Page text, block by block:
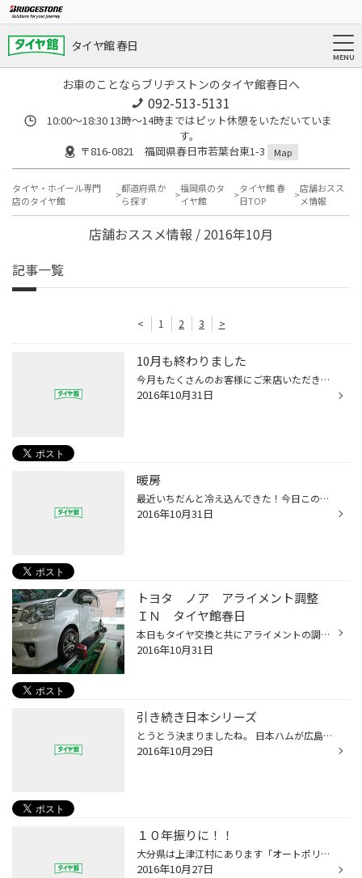
タイヤ館 春日
お車のことならブリヂストンのタイヤ館春日へ
092-513-5131
10:00～18:30 13時〜14時まではピット休憩をいただいていま
す。
〒816-0821 福岡県春日市若葉台東1-3
Map
タイヤ・ホイール専門
店のタイヤ館
都道府県か
ら探す
福岡県のタ
イヤ館
タイヤ館 春
日TOP
店舗おスス
メ情報
店舗おススメ情報 / 2016年10月
記事一覧
< 1 2 3 >
10月も終わりました
今月もたくさんのお客様にご来店いただき誠にありがとうございました。 10月は鳥取で地震があったり、北海道では降雪が早くもあったりと自然の動きもありつつ スポーツイベントもいろいろ、政治もいろいろとありました。 本当に日々何があっているか分からなくなるくらい情報が蔓延している世の中で...
2016年10月31日
暖房
最近いちだんと冷え込んできた！今日この頃 皆さんは！もうストーブまたはエアコンの暖房（家）付けられてますか？ 家に床暖房がついているのですが まったく使っていなく！・・・なにげに使ってみようかな～スイッチ！オ～～ン（ポチ） と付けてみたら！！！！！ これがまた暖かいじゃないですか！...
2016年10月31日
トヨタ ノア アライメント調整
ＩＮ タイヤ館春日
本日もタイヤ交換と共にアライメントの調整です。 今回の症状は外減り。 タイヤって安い買い物ではないですから 少しでも長持ちして欲しいですよね。 スムーズに走れる車って気持ちいいもんですよ。
2016年10月31日
引き続き日本シリーズ
とうとう決まりましたね。 日本ハムが広島に勝ちました。 今回の日本シリーズは見所が多かった シリーズでしたが、本当に接戦続きでした。 お互いの良いところが良く出たシリーズ だったと思います。 気が早いですが来年はどうなるでしょうか？ 今から早速楽しみです。
2016年10月29日
１０年振りに！！
大分県は上津江村にあります「オートポリス」に行ってきました！ ご存知の方も居られるとは思いますが、九州唯一の本格的なサーキットでメジャーな大会で言うと、今年こそ熊本地震で中止になりましたが市販車をベースに規定内で改造を行い速さを競う、「スーパーGT」を毎年開催しているサーキットで...
2016年10月27日